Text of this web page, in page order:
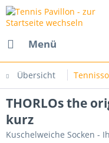
Menü
Übersicht
THORLOs the
kurz
Kuschelweiche Socken -